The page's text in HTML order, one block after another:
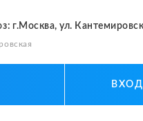
: г.Москва, ул.
ВХОД